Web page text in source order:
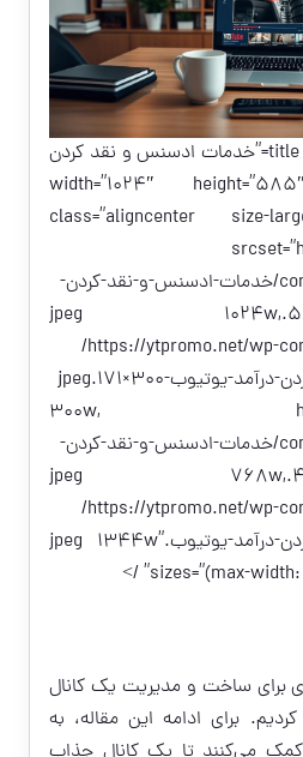
نقد کردن درآمد یوتیوب” title=”خدمات ادسنس و نقد کردن
درآمد یوتیوب” width=”1024″ height=”585″
class=”aligncenter size-
content/uploads/2025/04/خدمات-ادسنس-و-نقد-کردن-
درآمد-یوتیوب-1024×585.jpeg 1024w,
https://ytpromo.net/wp-content/uploads/2025/04/
خدمات-ادسنس-و-نقد-کردن-درآمد-یوتیوب-300×171.jpeg
300w, https://
content/uploads/2025/04/خدمات-ادسنس-و-نقد-کردن-
درآمد-یوتیوب-768×439.jpeg 768w,
https://ytpromo.net/wp-content/uploads/2025/04/
خدمات-ادسنس-و-نقد-کردن-درآمد-یوتیوب.jpeg 1344w”
sizes=”(max-width:
برای ساخت و مدیریت یک کانال
برای ادامه این مقاله، به